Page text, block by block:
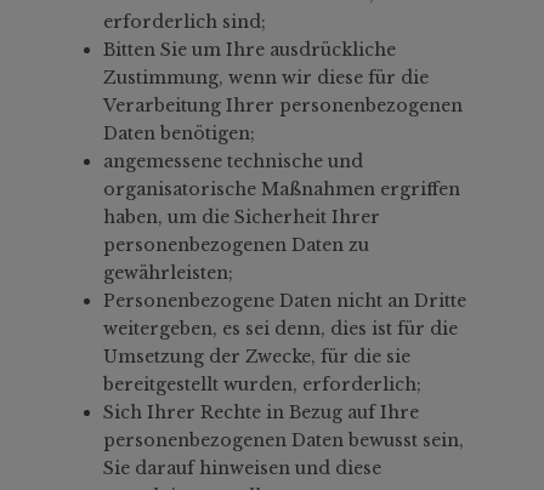
erforderlich sind;
Bitten Sie um Ihre ausdrückliche
Zustimmung, wenn wir diese für die
Verarbeitung Ihrer personenbezogenen
Daten benötigen;
angemessene technische und
organisatorische Maßnahmen ergriffen
haben, um die Sicherheit Ihrer
personenbezogenen Daten zu
gewährleisten;
Personenbezogene Daten nicht an Dritte
weitergeben, es sei denn, dies ist für die
Umsetzung der Zwecke, für die sie
bereitgestellt wurden, erforderlich;
Sich Ihrer Rechte in Bezug auf Ihre
personenbezogenen Daten bewusst sein,
Sie darauf hinweisen und diese